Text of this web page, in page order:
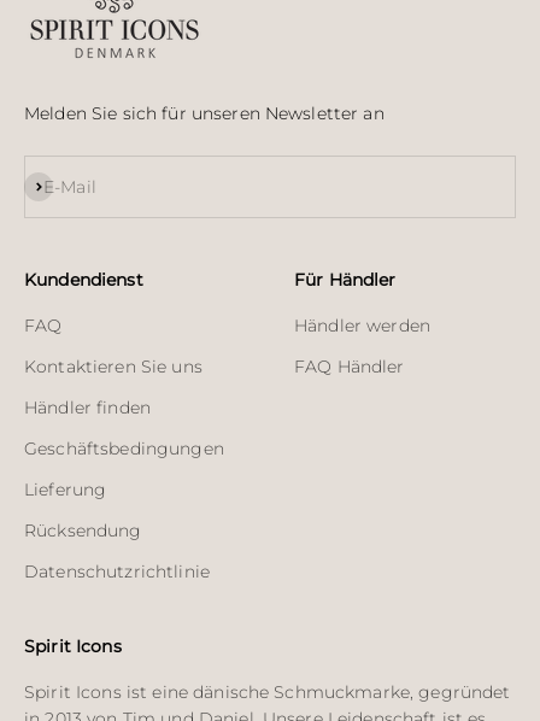
Melden Sie sich für unseren Newsletter an
E-Mail
Abonnieren
Kundendienst
FAQ
Kontaktieren Sie uns
Händler finden
Geschäftsbedingungen
Lieferung
Rücksendung
Datenschutzrichtlinie
Für Händler
Händler werden
FAQ Händler
Spirit Icons
Spirit Icons ist eine dänische Schmuckmarke, gegründet